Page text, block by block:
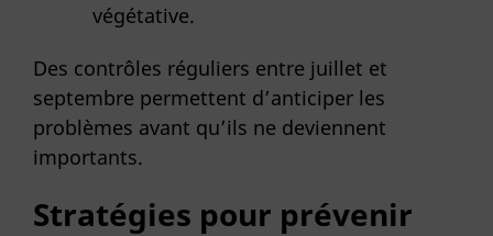
végétative.
Des contrôles réguliers entre juillet et
septembre permettent d’anticiper les
problèmes avant qu’ils ne deviennent
importants.
Stratégies pour prévenir